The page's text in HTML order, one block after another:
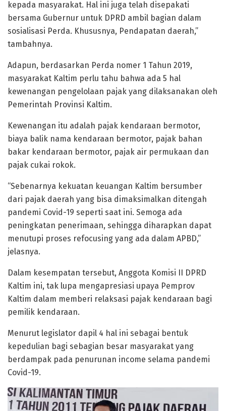
kepada masyarakat. Hal ini juga telah disepakati
bersama Gubernur untuk DPRD ambil bagian dalam
sosialisasi Perda. Khususnya, Pendapatan daerah,”
tambahnya.
Adapun, berdasarkan Perda nomer 1 Tahun 2019,
masyarakat Kaltim perlu tahu bahwa ada 5 hal
kewenangan pengelolaan pajak yang dilaksanakan oleh
Pemerintah Provinsi Kaltim.
Kewenangan itu adalah pajak kendaraan bermotor,
biaya balik nama kendaraan bermotor, pajak bahan
bakar kendaraan bermotor, pajak air permukaan dan
pajak cukai rokok.
“Sebenarnya kekuatan keuangan Kaltim bersumber
dari pajak daerah yang bisa dimaksimalkan ditengah
pandemi Covid-19 seperti saat ini. Semoga ada
peningkatan penerimaan, sehingga diharapkan dapat
menutupi proses refocusing yang ada dalam APBD,”
jelasnya.
Dalam kesempatan tersebut, Anggota Komisi II DPRD
Kaltim ini, tak lupa mengapresiasi upaya Pemprov
Kaltim dalam memberi relaksasi pajak kendaraan bagi
pemilik kendaraan.
Menurut legislator dapil 4 hal ini sebagai bentuk
kepedulian bagi sebagian besar masyarakat yang
berdampak pada penurunan income selama pandemi
Covid-19.